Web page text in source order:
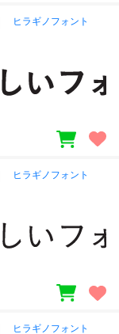
ヒラギノフォント
ヒラギノフォント
ヒラギノフォント